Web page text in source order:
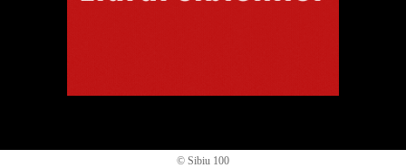
© Sibiu 100